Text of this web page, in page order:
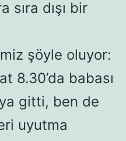
dışı bir
şöyle oluyor:
8.30’da babası
gitti, ben de
uyutma